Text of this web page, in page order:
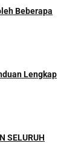
Beberapa
Lengkap
SELURUH